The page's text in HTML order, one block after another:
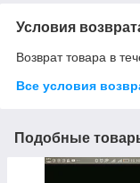
Условия
Возврат товара в
Все условия
Подобные